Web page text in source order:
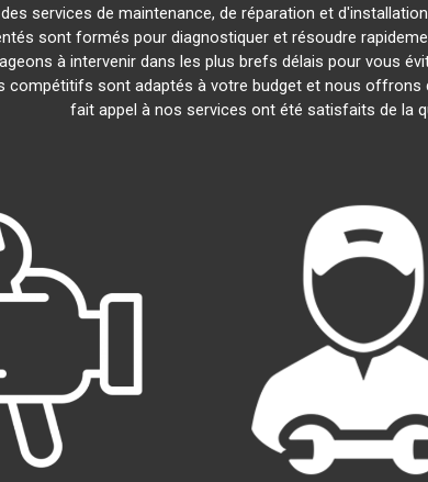
services de maintenance, de réparation et
sont formés pour diagnostiquer et résoudre
à intervenir dans les plus brefs délais pour vous
compétitifs sont adaptés à votre budget et nous offrons
fait appel à nos services ont été satisfaits de la